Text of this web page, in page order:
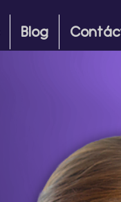
Blog